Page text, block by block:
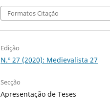
Formatos Citação
Edição
N.º 27 (2020): Medievalista 27
Secção
Apresentação de Teses